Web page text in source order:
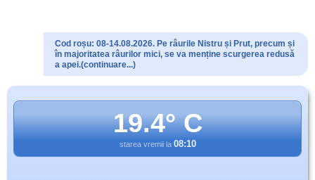
Cod roșu: 08-14.08.2026. Pe râurile Nistru și Prut, precum și
în majoritatea râurilor mici, se va menține scurgerea redusă
a apei.(continuare...)
19.4° C
starea vremii la 08:10